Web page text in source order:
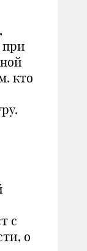
кто
с
о